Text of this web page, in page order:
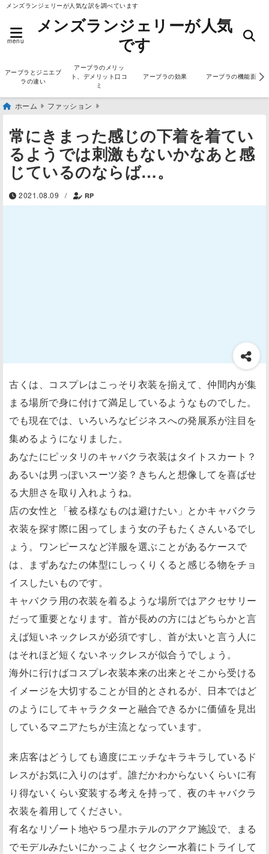
メンズランジェリーが人気な訳を調べています
menu
メンズランジェリーが人気
です
アーブラとジニエブ
ラの違い
アーブラのメリッ
ト、デメリット口コ
ミ
アーブラの効果 アーブラの機能面
ホーム ファッション
常にきまった感じの下着を着てい
るようでは刺激もないかなあと感
じているのならば…。
2021.08.09 / RP
古くは、コスプレはこっそり衣装を揃えて、仲間内が集
まる場所で身に付けて満足しているようなものでした。
でも現在では、いろいろなビジネスへの発展系が注目を
集めるようになりました。
あなたにピッタリのキャバクラ衣装はタイトスカート？
あるいは男っぽいスーツ姿？きちんと想像してを喜ばせ
る大胆さを取り入れようね。
店の女性と「被る様なものは避けたい」とかキャバクラ
衣装を探す際に困ってしまう女の子もたくさんいるでし
ょう。ワンピースなど洋服を選ぶことがあるケースで
は、まずあなたの体型にしっくりくると感じる物をチョ
イスしたいものです。
キャバクラ用の衣装を着るような場所ではアクセサリー
だって重要となります。首が長めの方にはどちらかと言
えば短いネックレスが必須ですし、首が太いと言う人に
はそれほど短くないネックレスが似合うでしょう。
海外に行けばコスプレ衣装本来の出来とそこから受ける
イメージを大切することが目的とされるが、日本ではど
のようにしてキャラクターと融合できるかに価値を見出
しているマニアたちが主流となっています。
来店客はどうしても適度にエッチなキラキラしているド
レスがお気に入りのはず。誰だかわからないくらいに有
り得ないくらい変装する考えを持って、夜のキャバクラ
衣装を着用してください。
有名なリゾート地や５つ星ホテルのアクア施設で、まる
でモデルみたいにかっこよくセクシー水着にトライして